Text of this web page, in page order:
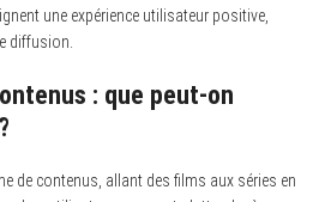
une expérience utilisateur positive,
diffusion.
: que peut-on
de contenus, allant des films aux séries en